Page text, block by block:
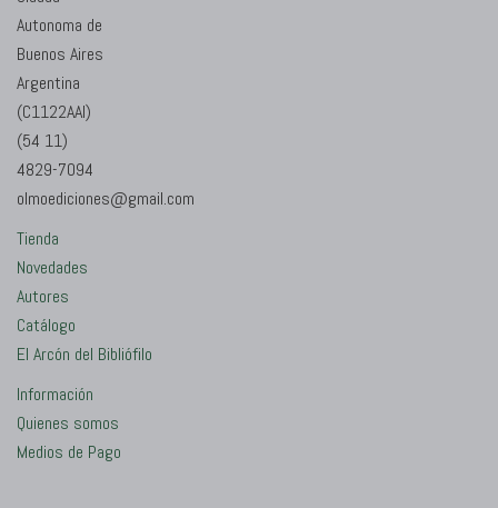
Autonoma de
Buenos Aires
Argentina
(C1122AAI)
(54 11)
4829-7094
olmoediciones@gmail.com
Tienda
Novedades
Autores
Catálogo
El Arcón del Bibliófilo
Información
Quienes somos
Medios de Pago